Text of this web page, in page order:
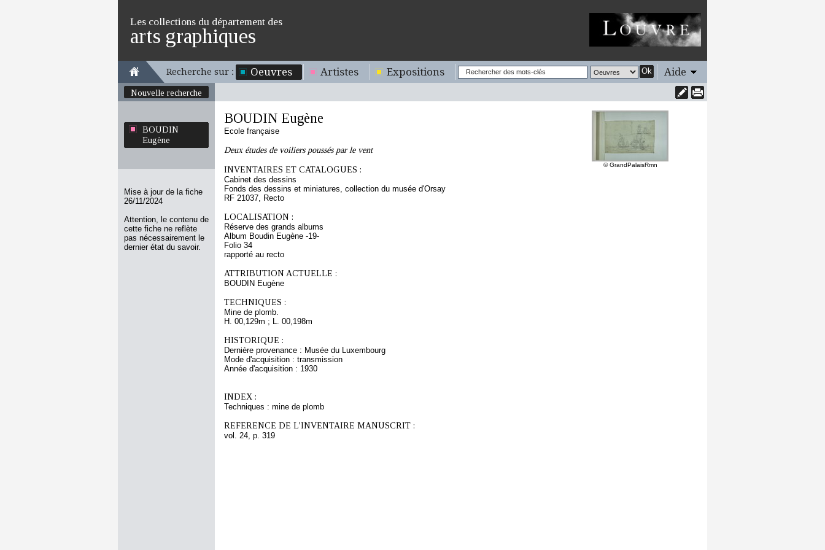
Les collections du département des
arts graphiques
Recherche sur : Oeuvres Artistes Expositions Ok Aide
Nouvelle recherche
BOUDIN
Eugène
Mise à jour de la fiche
26/11/2024
Attention, le contenu de
cette fiche ne reflète
pas nécessairement le
dernier état du savoir.
© GrandPalaisRmn
BOUDIN Eugène
Ecole française
Deux études de voiliers poussés par le vent
INVENTAIRES ET CATALOGUES :
Cabinet des dessins
Fonds des dessins et miniatures, collection du musée d'Orsay
RF 21037, Recto
LOCALISATION :
Réserve des grands albums
Album Boudin Eugène -19-
Folio 34
rapporté au recto
ATTRIBUTION ACTUELLE :
BOUDIN Eugène
TECHNIQUES :
Mine de plomb.
H. 00,129m ; L. 00,198m
HISTORIQUE :
Dernière provenance : Musée du Luxembourg
Mode d'acquisition : transmission
Année d'acquisition : 1930
INDEX :
Techniques : mine de plomb
REFERENCE DE L'INVENTAIRE MANUSCRIT :
vol. 24, p. 319